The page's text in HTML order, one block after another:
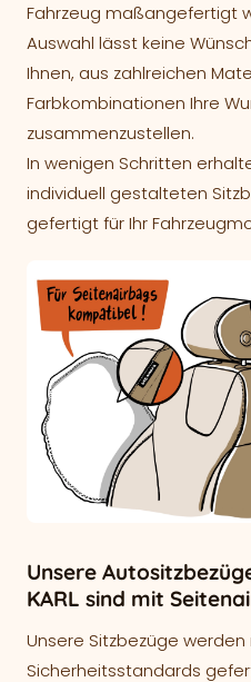
Fahrzeug maßangefertigt
Auswahl lässt keine
Ihnen, aus zahlreichen
Farbkombinationen Ihre
zusammenzustellen.
In wenigen Schritten
individuell gestalteten
gefertigt für Ihr
Unsere
KARL sind mit
Unsere Sitzbezüge
Sicherheitsstandards